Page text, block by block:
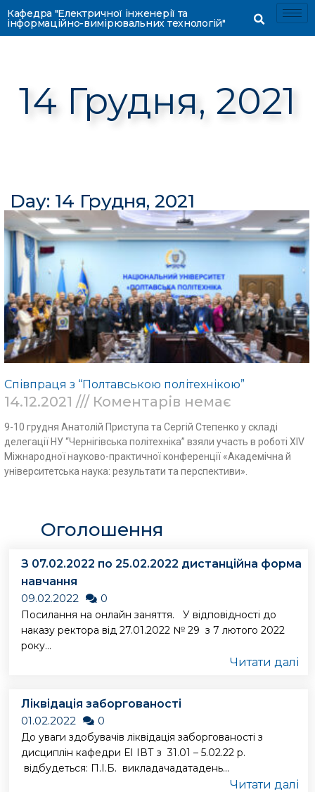
Кафедра "Електричної інженерії та
інформаційно-вимірювальних технологій"
14 Грудня, 2021
Day: 14 Грудня, 2021
Співпраця з “Полтавською політехнікою”
14.12.2021 Коментарів немає
9-10 грудня Анатолій Приступа та Сергій Степенко у складі
делегації НУ “Чернігівська політехніка” взяли участь в роботі XІV
Міжнародної науково-практичної конференції «Академічна й
університетська наука: результати та перспективи».
Оголошення
З 07.02.2022 по 25.02.2022 дистанційна форма
навчання
09.02.2022
0
Посилання на онлайн заняття. У відповідності до
наказу ректора від 27.01.2022 № 29 з 7 лютого 2022
року...
Читати далі
Ліквідація заборгованості
01.02.2022
0
До уваги здобувачів ліквідація заборгованості з
дисциплін кафедри ЕІ ІВТ з 31.01 – 5.02.22 р.
відбудеться: П.І.Б. викладачадатадень...
Читати далі